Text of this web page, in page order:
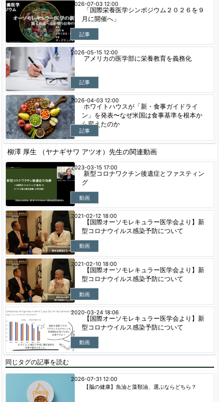
「国際栄養医学シンポジウム２０２６を９
月に開催へ」
記事
2026-07-03 12:00
アメリカの医学部に栄養教育を義務化
記事
2026-05-15 12:00
ホワイトハウスが「新・食事ガイドライ
ン」を発表〜なぜ米国は食事基準を根本か
ら変えたのか
記事
2026-04-03 12:00
柳澤 厚生 （ヤナギサワ アツオ）先生の関連動画
新型コロナワクチン後遺症とファスティン
グ
動画
2023-03-15 17:00
【国際オーソモレキュラー医学会より】新
型コロナウイルス感染予防について
動画
2021-02-12 18:00
【国際オーソモレキュラー医学会より】新
型コロナウイルス感染予防について
動画
2021-02-10 18:00
【国際オーソモレキュラー医学会より】新
型コロナウイルス感染予防について
動画
2020-03-24 18:06
同じタグの記事を読む
【脳の健康】魚油と藻類油、選ぶならどちら？
2026-07-31 12:00